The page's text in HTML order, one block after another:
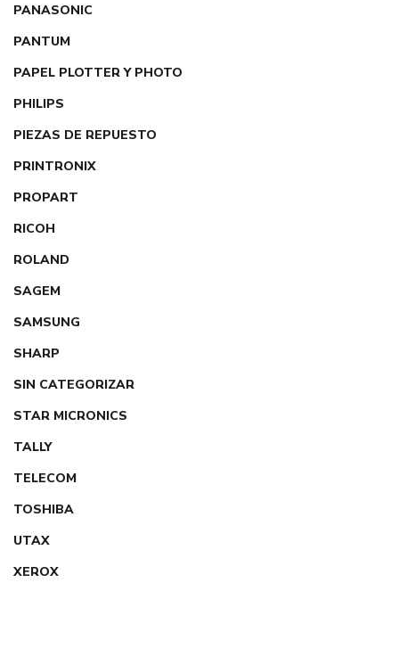
PANASONIC
PANTUM
PAPEL PLOTTER Y PHOTO
PHILIPS
PIEZAS DE REPUESTO
PRINTRONIX
PROPART
RICOH
ROLAND
SAGEM
SAMSUNG
SHARP
SIN CATEGORIZAR
STAR MICRONICS
TALLY
TELECOM
TOSHIBA
UTAX
XEROX